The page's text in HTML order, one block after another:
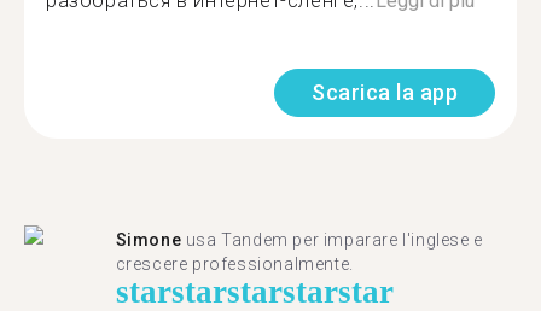
Scarica la app
Simone usa Tandem per imparare l'inglese e
crescere professionalmente.
starstarstarstarstar